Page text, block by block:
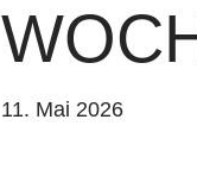
11. Mai 2026